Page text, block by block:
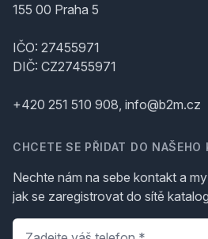
155 00 Praha 5
IČO: 27455971
DIČ: CZ27455971
+420 251 510 908, info@b2m.cz
CHCETE SE PŘIDAT DO NAŠEHO
Nechte nám na sebe kontakt a
jak se zaregistrovat do sítě
Telefon